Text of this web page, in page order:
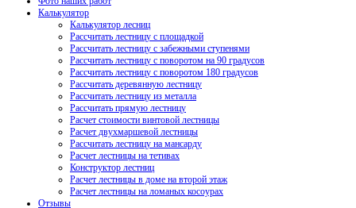
Калькулятор
Калькулятор лесниц
Рассчитать лестницу с площадкой
Рассчитать лестницу с забежными ступенями
Рассчитать лестницу с поворотом на 90 градусов
Рассчитать лестницу с поворотом 180 градусов
Рассчитать деревянную лестницу
Рассчитать лестницу из металла
Рассчитать прямую лестницу
Расчет стоимости винтовой лестницы
Расчет двухмаршевой лестницы
Рассчитать лестницу на мансарду
Расчет лестницы на тетивах
Конструктор лестниц
Расчет лестницы в доме на второй этаж
Расчет лестницы на ломаных косоурах
Отзывы